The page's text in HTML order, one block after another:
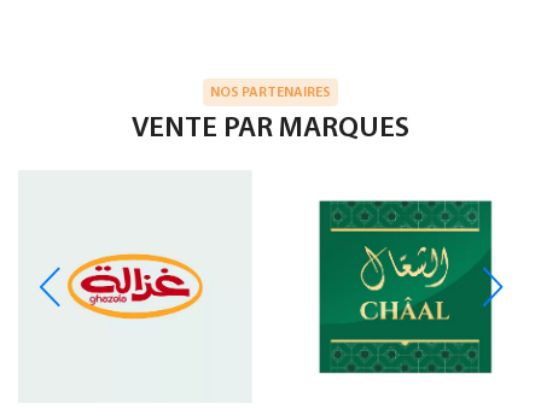
NOS PARTENAIRES
VENTE PAR MARQUES